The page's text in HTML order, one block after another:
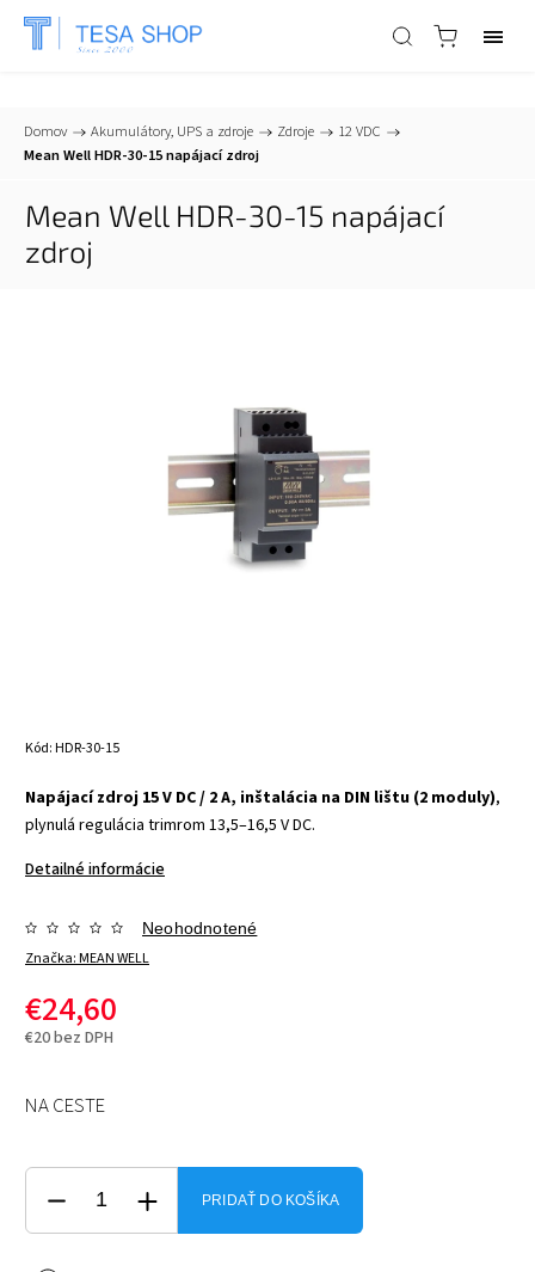
📞+421 903 553 805 info@tesa-systems.sk
Domov / Akumulátory, UPS a zdroje / Zdroje / 12 VDC /
Mean Well HDR-30-15 napájací zdroj
Mean Well HDR-30-15 napájací
zdroj
Kód:HDR-30-15
Napájací zdroj 15 V DC / 2 A, inštalácia na DIN lištu (2 moduly),
plynulá regulácia trimrom 13,5–16,5 V DC.
Detailné informácie
Značka:MEAN WELL
Neohodnotené
€24,60
€20 bez DPH
NA CESTE
PRIDAŤ DO KOŠÍKA